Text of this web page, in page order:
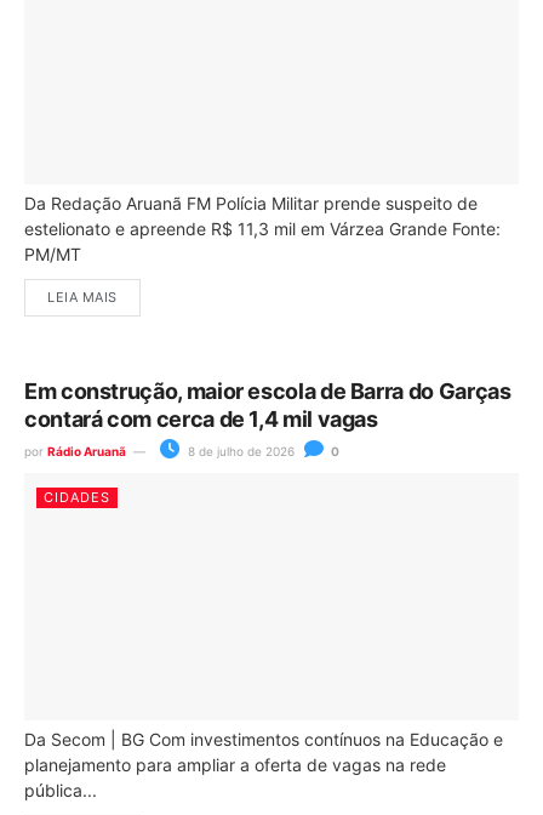
Da Redação Aruanã FM Polícia Militar prende suspeito de
estelionato e apreende R$ 11,3 mil em Várzea Grande Fonte:
PM/MT
LEIA MAIS
Em construção, maior escola de Barra do Garças
contará com cerca de 1,4 mil vagas
por Rádio Aruanã 8 de julho de 2026 0
CIDADES
Da Secom | BG Com investimentos contínuos na Educação e
planejamento para ampliar a oferta de vagas na rede
pública...